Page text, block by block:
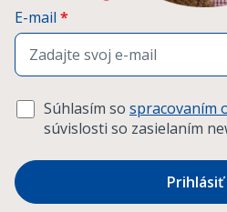
E-mail *
Súhlasím so spracovaním
súvislosti so zasielaním
Prihlásiť